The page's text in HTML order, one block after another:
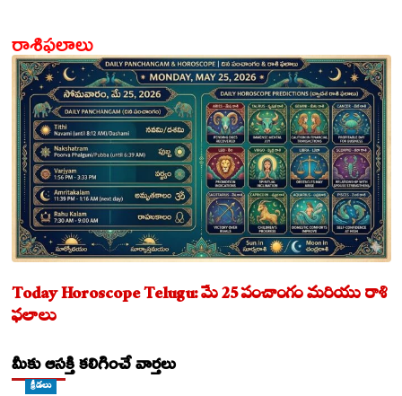
రాశిఫలాలు
Today Horoscope Telugu: మే 25 పంచాంగం మరియు రాశి
ఫలాలు
మీకు ఆసక్తి కలిగించే వార్తలు
క్రీడలు